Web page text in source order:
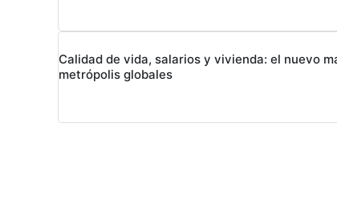
Calidad de vida, salarios y vivienda: el nuevo
metrópolis globales